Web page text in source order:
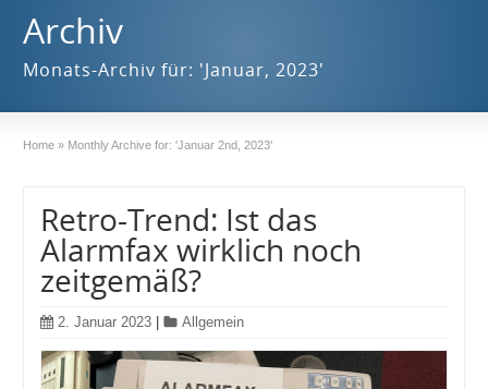
Archiv
Monats-Archiv für: 'Januar, 2023'
Home » Monthly Archive for: 'Januar 2nd, 2023'
Retro-Trend: Ist das
Alarmfax wirklich noch
zeitgemäß?
2. Januar 2023 Allgemein